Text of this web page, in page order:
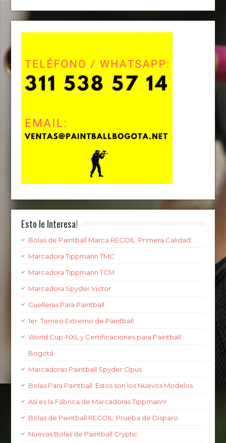
Esto le Interesa!
Bolas de Paintball Marca RECOIL. Primera Calidad.
Marcadora Tippmann TMC
Marcadora Tippmann TCM
Marcadora Spyder Victor
Cuelleras Para Paintball
1er. Torneo Extremo de Paintball
World Cup-NXL y Certificaciones para Paintball
Bogotá.
Marcadoras Paintball Spyder Opus
Bolas Para Paintball. Estos son los Nuevos Modelos.
Así es la Fábrica de Marcadoras Tippmann!
Bolas de Paintball RECOIL. Prueba de Disparo.
Nuevas Bolas de Paintball Cryptic